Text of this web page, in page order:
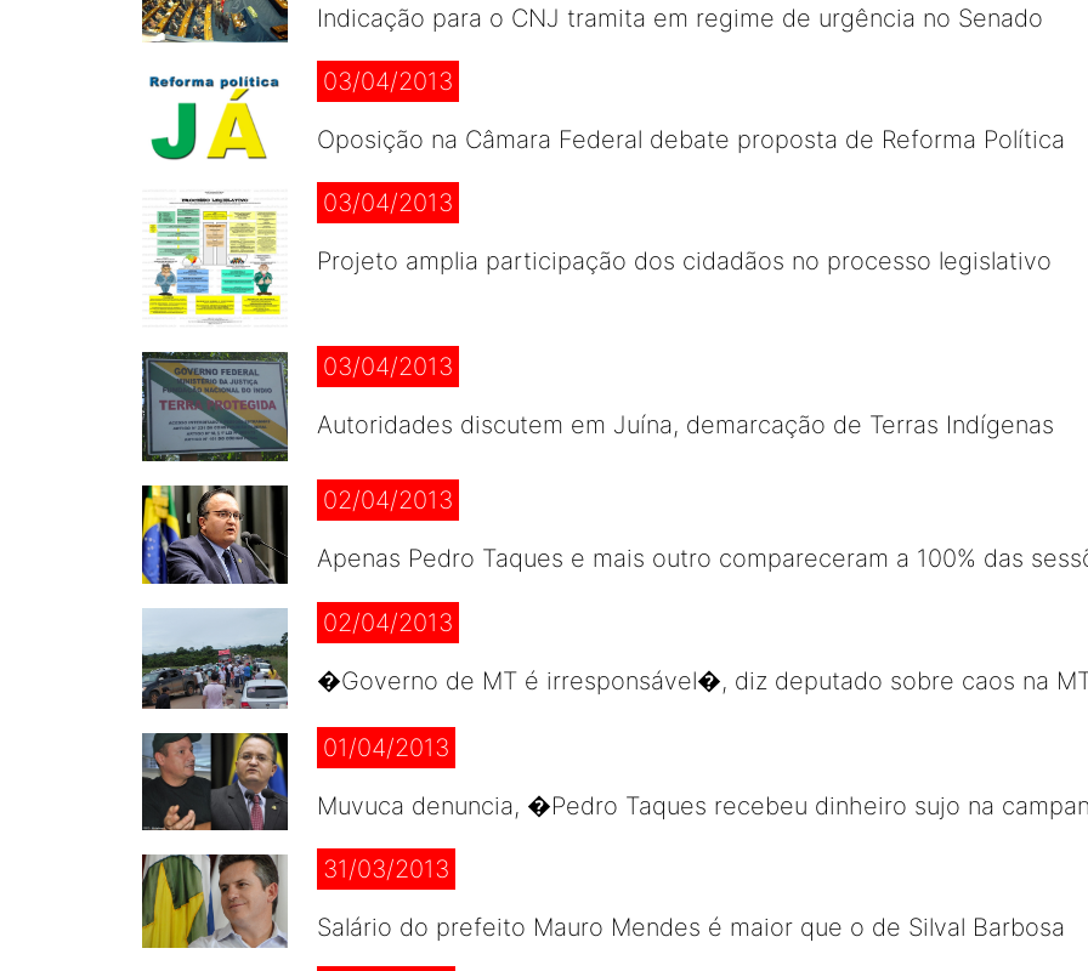
Indicação para o CNJ tramita em regime de urgência no Senado
03/04/2013
Oposição na Câmara Federal debate proposta de Reforma Política
03/04/2013
Projeto amplia participação dos cidadãos no processo legislativo
03/04/2013
Autoridades discutem em Juína, demarcação de Terras Indígenas
02/04/2013
Apenas Pedro Taques e mais outro compareceram a 100% das
02/04/2013
�Governo de MT é irresponsável�, diz deputado sobre caos na
01/04/2013
Muvuca denuncia, �Pedro Taques recebeu dinheiro sujo na
31/03/2013
Salário do prefeito Mauro Mendes é maior que o de Silval Barbosa